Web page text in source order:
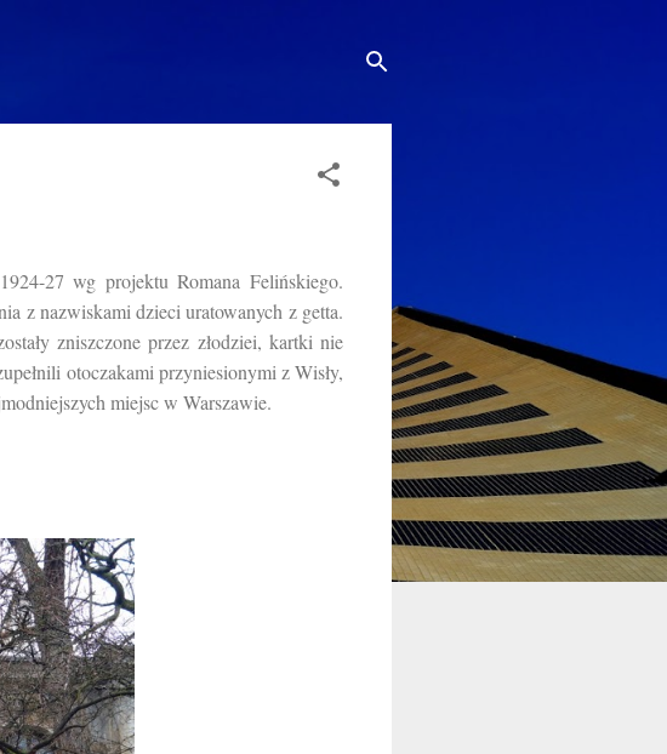
27 wg projektu Romana Felińskiego.
z nazwiskami dzieci uratowanych z getta.
zniszczone przez złodziei, kartki nie
otoczakami przyniesionymi z Wisły,
miejsc w Warszawie.